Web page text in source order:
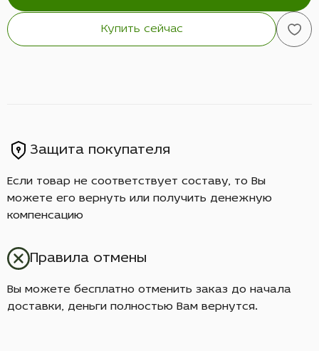
Купить сейчас
Защита покупателя
Если товар не соответствует составу, то Вы
можете его вернуть или получить денежную
компенсацию
Правила отмены
Вы можете бесплатно отменить заказ до начала
доставки, деньги полностью Вам вернутся.